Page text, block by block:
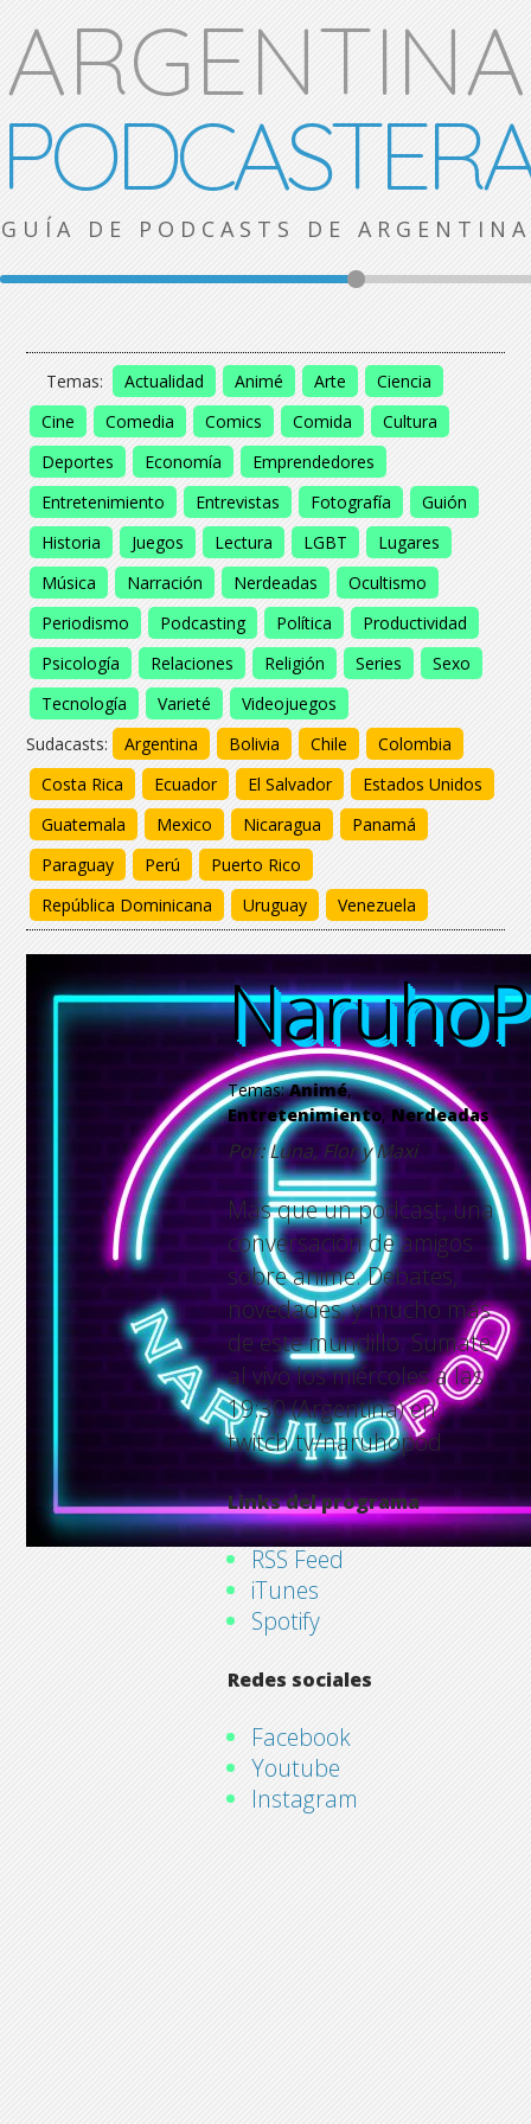
ARGENTINA
GUÍA DE PODCASTS DE ARGENTINA
Temas: Actualidad Animé Arte
Ciencia
Cine
Comedia Comics Comida
Cultura
Deportes
Economía
Emprendedores
Entretenimiento
Entrevistas Fotografía
Guión
Historia
Juegos Lectura LGBT
Lugares
Música
Narración Nerdeadas
Ocultismo
Periodismo
Podcasting Política
Productividad
Psicología
Relaciones Religión Series
Sexo
Tecnología
Varieté
Videojuegos
Sudacasts:
Argentina Bolivia Chile
Colombia
Costa Rica
Ecuador El Salvador
Estados Unidos
Guatemala
Mexico Nicaragua
Panamá
Paraguay
Perú
Puerto Rico
República Dominicana
Uruguay Venezuela
Temas:Animé,
Entretenimiento, Nerdeadas
Por: Luna, Flor y Maxi
Mas que un podcast, una
conversación de amigos
sobre anime. Debates,
novedades, y mucho más
de este mundillo. Sumate
al vivo los miércoles a las
19:30 (Argentina) en
twitch.tv/naruhopod
Links del programa
RSS Feed
iTunes
Spotify
Redes sociales
Facebook
Youtube
Instagram